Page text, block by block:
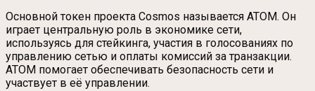
Основной токен проекта Cosmos называется ATOM. Он
играет центральную роль в экономике сети,
используясь для стейкинга, участия в голосованиях по
управлению сетью и оплаты комиссий за транзакции.
ATOM помогает обеспечивать безопасность сети и
участвует в её управлении.